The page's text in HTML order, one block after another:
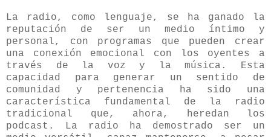
La radio, como lenguaje, se ha ganado la
reputación de ser un medio íntimo y
personal, con programas que pueden crear
una conexión emocional con los oyentes a
través de la voz y la música. Esta
capacidad para generar un sentido de
comunidad y pertenencia ha sido una
característica fundamental de la radio
tradicional que, ahora, heredan los
podcast. La radio ha demostrado ser un